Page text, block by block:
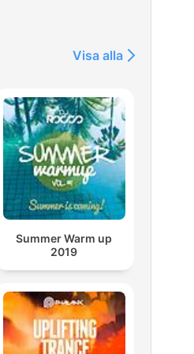
Visa alla
Summer Warm up
2019